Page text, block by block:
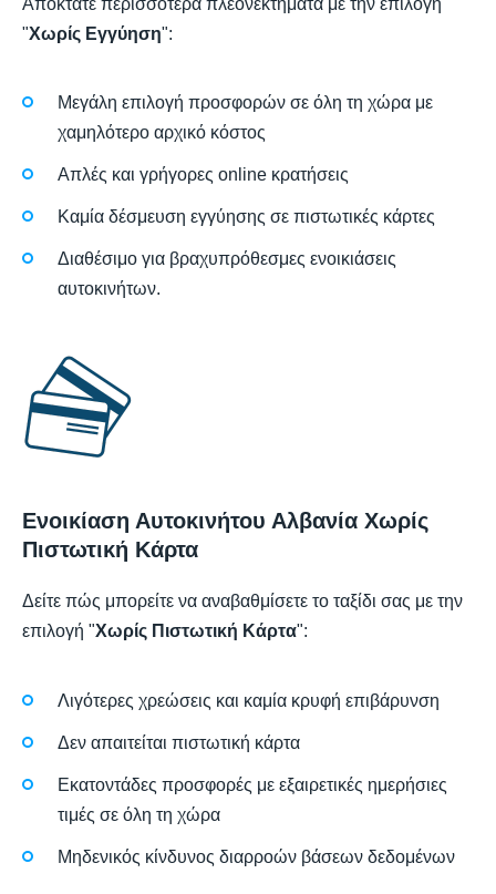
"Χωρίς Εγγύηση":
Μεγάλη επιλογή προσφορών σε όλη τη χώρα με
χαμηλότερο αρχικό κόστος
Απλές και γρήγορες online κρατήσεις
Καμία δέσμευση εγγύησης σε πιστωτικές κάρτες
Διαθέσιμο για βραχυπρόθεσμες ενοικιάσεις
αυτοκινήτων.
Ενοικίαση Αυτοκινήτου Αλβανία Χωρίς
Πιστωτική Κάρτα
Δείτε πώς μπορείτε να αναβαθμίσετε το ταξίδι σας με την
επιλογή "Χωρίς Πιστωτική Κάρτα":
Λιγότερες χρεώσεις και καμία κρυφή επιβάρυνση
Δεν απαιτείται πιστωτική κάρτα
Εκατοντάδες προσφορές με εξαιρετικές ημερήσιες
τιμές σε όλη τη χώρα
Μηδενικός κίνδυνος διαρροών βάσεων δεδομένων